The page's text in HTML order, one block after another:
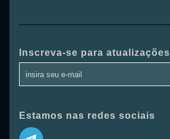
Inscreva-se para atualizações
Estamos nas redes sociais